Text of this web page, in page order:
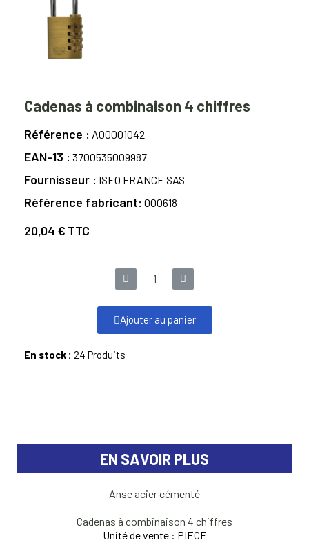
Cadenas à combinaison 4 chiffres
Référence A00001042
EAN-13 3700535009987
Fournisseur ISEO FRANCE SAS
Référence fabricant 000618
20,04 € TTC
Ajouter au panier
En stock : 24 Produits
EN SAVOIR PLUS
Anse acier cémenté
Cadenas à combinaison 4 chiffres
Unité de vente : PIECE